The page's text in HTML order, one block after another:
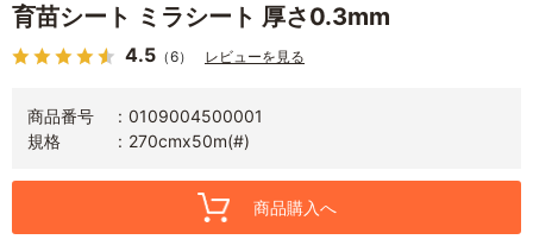
育苗シート ミラシート 厚さ0.3mm
4.5 （6） レビューを見る
商品番号
0109004500001
規格
270cmx50m(#)
商品購入へ